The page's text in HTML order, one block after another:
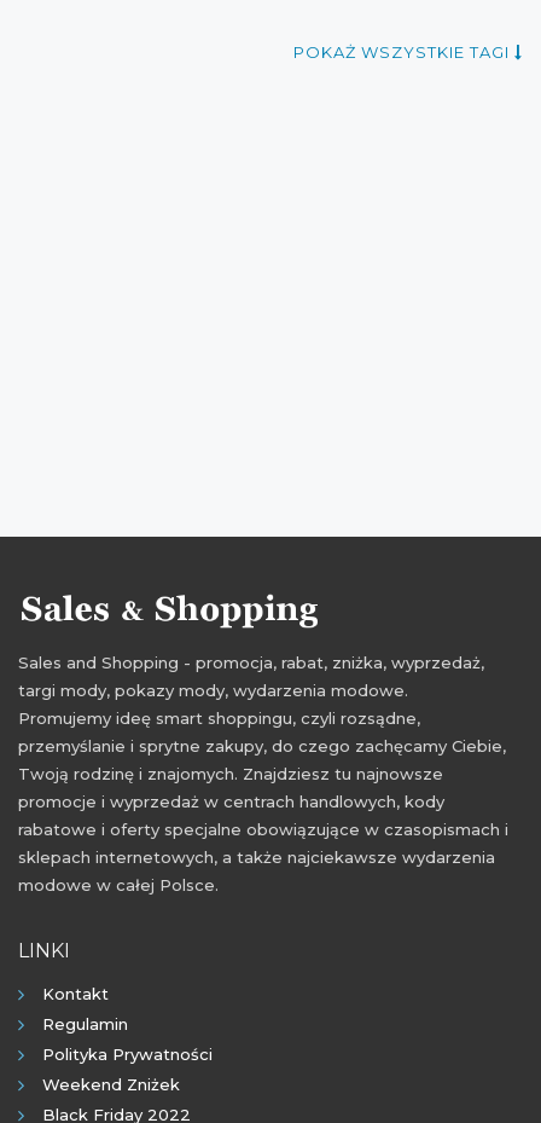
POKAŻ WSZYSTKIE TAGI
Sales and Shopping - promocja, rabat, zniżka, wyprzedaż,
targi mody, pokazy mody, wydarzenia modowe.
Promujemy ideę smart shoppingu, czyli rozsądne,
przemyślanie i sprytne zakupy, do czego zachęcamy Ciebie,
Twoją rodzinę i znajomych. Znajdziesz tu najnowsze
promocje i wyprzedaż w centrach handlowych, kody
rabatowe i oferty specjalne obowiązujące w czasopismach i
sklepach internetowych, a także najciekawsze wydarzenia
modowe w całej Polsce.
LINKI
Kontakt
Regulamin
Polityka Prywatności
Weekend Zniżek
Black Friday 2022